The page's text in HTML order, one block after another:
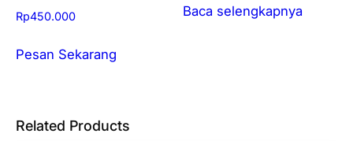
Rp450.000
Pesan Sekarang
Baca selengkapnya
Related Products